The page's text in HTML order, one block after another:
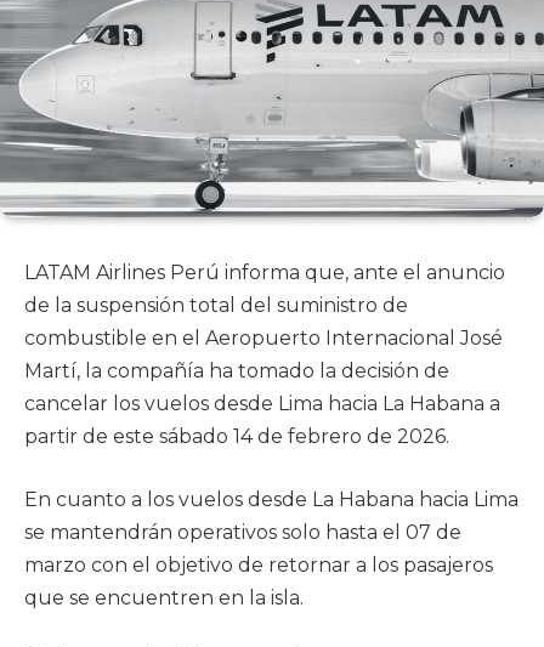
LATAM Airlines Perú informa que, ante el anuncio
de la suspensión total del suministro de
combustible en el Aeropuerto Internacional José
Martí, la compañía ha tomado la decisión de
cancelar los vuelos desde Lima hacia La Habana a
partir de este sábado 14 de febrero de 2026.
En cuanto a los vuelos desde La Habana hacia Lima
se mantendrán operativos solo hasta el 07 de
marzo con el objetivo de retornar a los pasajeros
que se encuentren en la isla.